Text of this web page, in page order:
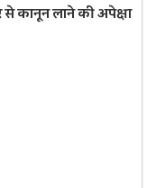
कानून लाने की अपेक्षा